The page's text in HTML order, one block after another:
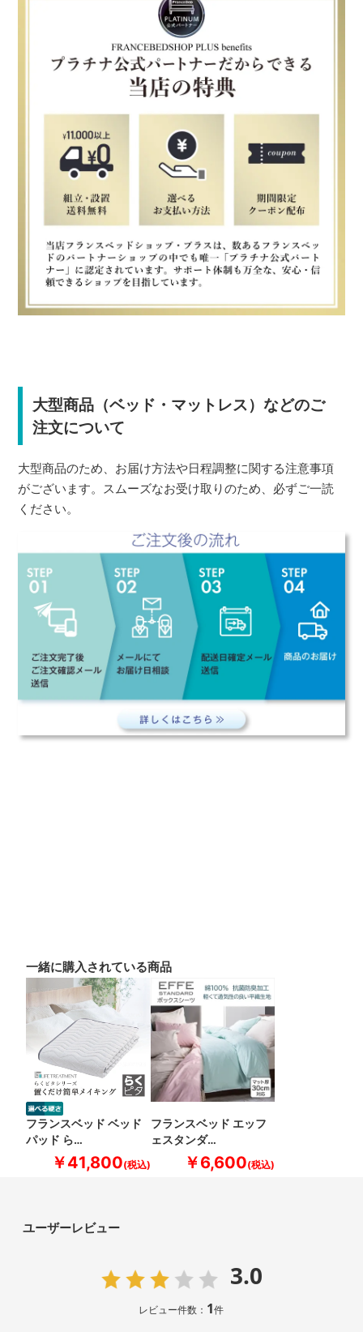
大型商品（ベッド・マットレス）などのご
注文について
大型商品のため、お届け方法や日程調整に関する注意事項
がございます。スムーズなお受け取りのため、必ずご一読
ください。
一緒に購入されている商品
フランスベッド ベッド
パッド ら…
￥41,800
フランスベッド エッフ
ェスタンダ…
￥6,600
ユーザーレビュー
3.0
レビュー件数： 1件